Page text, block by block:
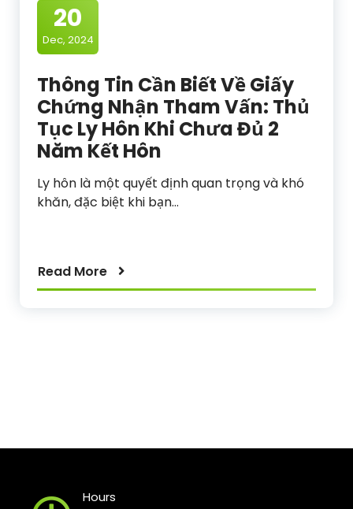
20
Dec, 2024
Thông Tin Cần Biết Về Giấy
Chứng Nhận Tham Vấn: Thủ
Tục Ly Hôn Khi Chưa Đủ 2
Năm Kết Hôn
Ly hôn là một quyết định quan trọng và khó
khăn, đặc biệt khi bạn…
Read More
Hours